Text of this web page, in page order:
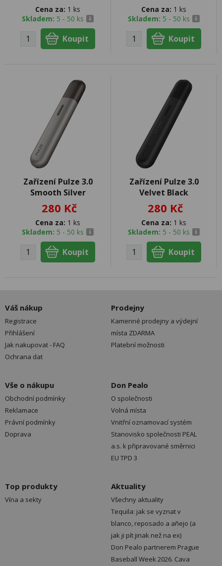
Cena za: 1 ks
Skladem: 5 - 50 ks
Cena za: 1 ks
Skladem: 5 - 50 ks
Zařízení Pulze 3.0
Smooth Silver
280 Kč
Cena za: 1 ks
Skladem: 5 - 50 ks
Zařízení Pulze 3.0
Velvet Black
280 Kč
Cena za: 1 ks
Skladem: 5 - 50 ks
Váš nákup
Registrace
Přihlášení
Jak nakupovat - FAQ
Ochrana dat
Prodejny
Kamenné prodejny a výdejní
místa ZDARMA
Platební možnosti
Vše o nákupu
Obchodní podmínky
Reklamace
Právní podmínky
Doprava
Don Pealo
O společnosti
Volná místa
Vnitřní oznamovací systém
Stanovisko společnosti PEAL
a.s. k připravované směrnici
EU TPD 3
Top produkty
Vína a sekty
Aktuality
Všechny aktuality
Tequila: jak se vyznat v
blanco, reposado a añejo (a
jak ji pít jinak než na ex)
Don Pealo partnerem Prague
Baseball Week 2026. Cava